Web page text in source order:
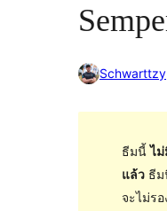
Schwarttzy
ธีมนี้ไม่
แล้วธีม
จะไม่ร